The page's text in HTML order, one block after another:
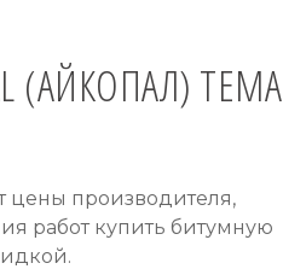
(АЙКОПАЛ) TEMA
цены производителя,
работ купить битумную